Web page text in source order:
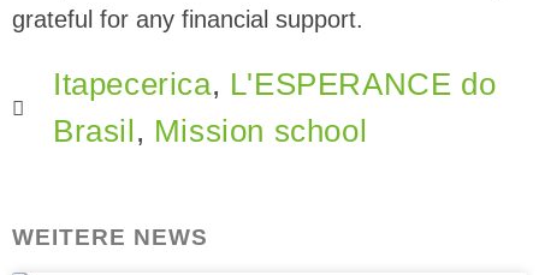
grateful for any financial support.
Itapecerica, L'ESPERANCE do
Brasil, Mission school
WEITERE NEWS